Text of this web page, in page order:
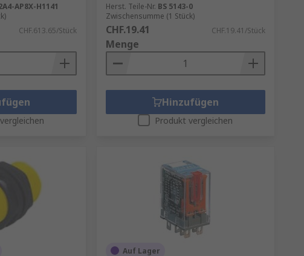
AP8X-H1141
CHF.613.65/Stück
Herst. Teile-Nr. BS 5143-0
Zwischensumme (1 Stück)
CHF.19.41 CHF.19.41/Stück
Menge
Hinzufügen
Produkt vergleichen
Auf Lager